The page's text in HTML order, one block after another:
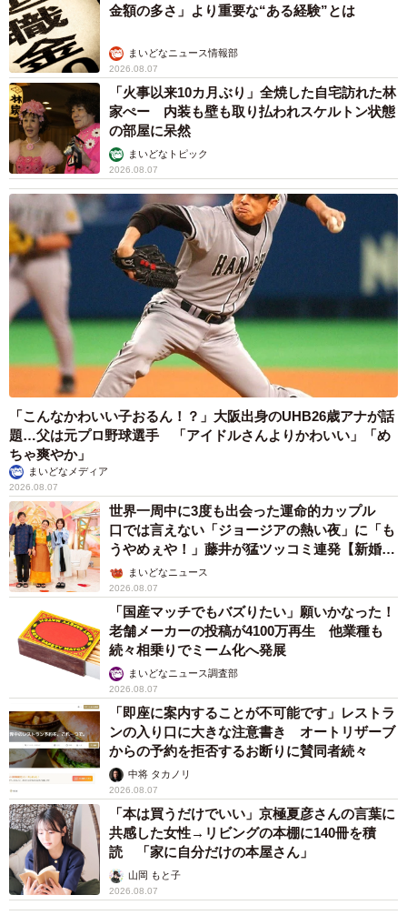
金額の多さ」より重要な“ある経験”とは
まいどなニュース情報部
2026.08.07
「火事以来10カ月ぶり」全焼した自宅訪れた林
家ぺー 内装も壁も取り払われスケルトン状態
の部屋に呆然
まいどなトピック
2026.08.07
「こんなかわいい子おるん！？」大阪出身のUHB26歳アナが話
題…父は元プロ野球選手 「アイドルさんよりかわいい」「め
ちゃ爽やか」
まいどなメディア
2026.08.07
世界一周中に3度も出会った運命的カップル
口では言えない「ジョージアの熱い夜」に「も
うやめぇや！」藤井が猛ツッコミ連発【新婚さ
ん】まいどなニュース
2026.08.07
「国産マッチでもバズりたい」願いかなった！
老舗メーカーの投稿が4100万再生 他業種も
続々相乗りでミーム化へ発展
まいどなニュース調査部
2026.08.07
「即座に案内することが不可能です」レストラ
ンの入り口に大きな注意書き オートリザーブ
からの予約を拒否するお断りに賛同者続々
中将 タカノリ
2026.08.07
「本は買うだけでいい」京極夏彦さんの言葉に
共感した女性→リビングの本棚に140冊を積
読 「家に自分だけの本屋さん」
山岡 もと子
2026.08.07